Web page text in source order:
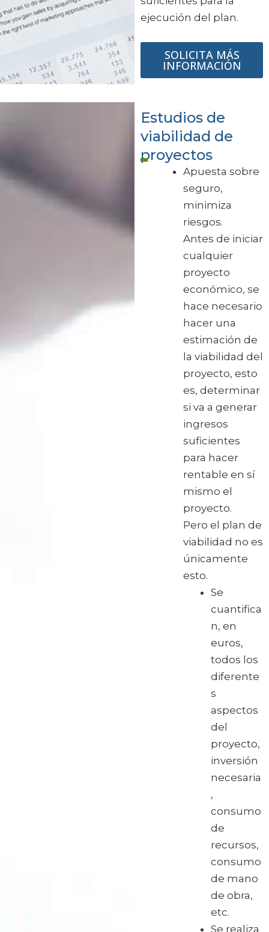
ejecución del plan.
SOLICITA MÁS
INFORMACIÓN
Estudios de
viabilidad de
proyectos
Apuesta sobre
seguro,
minimiza
riesgos.
Antes de iniciar
cualquier
proyecto
económico, se
hace necesario
hacer una
estimación de
la viabilidad del
proyecto, esto
es, determinar
si va a generar
ingresos
suficientes
para hacer
rentable en sí
mismo el
proyecto.
Pero el plan de
viabilidad no es
únicamente
esto.
Se
cuantifica
n, en
euros,
todos los
diferente
s
aspectos
del
proyecto,
inversión
necesaria
,
consumo
de
recursos,
consumo
de mano
de obra,
etc.
Se realiza